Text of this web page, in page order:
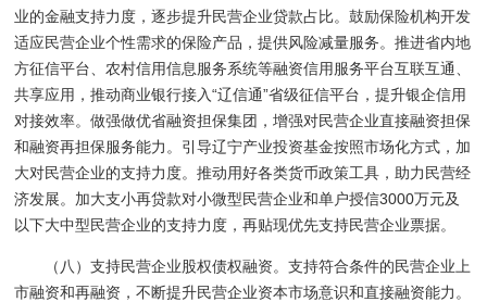
业的金融支持力度，逐步提升民营企业贷款占比。鼓励保险机构开发
适应民营企业个性需求的保险产品，提供风险减量服务。推进省内地
方征信平台、农村信用信息服务系统等融资信用服务平台互联互通、
共享应用，推动商业银行接入“辽信通”省级征信平台，提升银企信用
对接效率。做强做优省融资担保集团，增强对民营企业直接融资担保
和融资再担保服务能力。引导辽宁产业投资基金按照市场化方式，加
大对民营企业的支持力度。推动用好各类货币政策工具，助力民营经
济发展。加大支小再贷款对小微型民营企业和单户授信3000万元及
以下大中型民营企业的支持力度，再贴现优先支持民营企业票据。
（八）支持民营企业股权债权融资。支持符合条件的民营企业上
市融资和再融资，不断提升民营企业资本市场意识和直接融资能力。